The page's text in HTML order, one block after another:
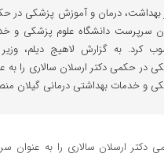
بهداشت، درمان و آموزش پزشکی در
سرپرست دانشگاه علوم پزشکی و
کرد. به گزارش لاهیج دیلم،
در حکمی دکتر ارسلان سالاری را به
و خدمات بهداشتی درمانی گیلان
ارسلان سالاری را به عنوان